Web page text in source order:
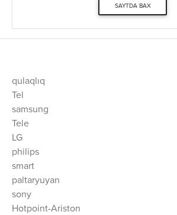
SAYTDA BAX
qulaqlıq
Tel
samsung
Tele
LG
philips
smart
paltaryuyan
sony
Hotpoint-Ariston